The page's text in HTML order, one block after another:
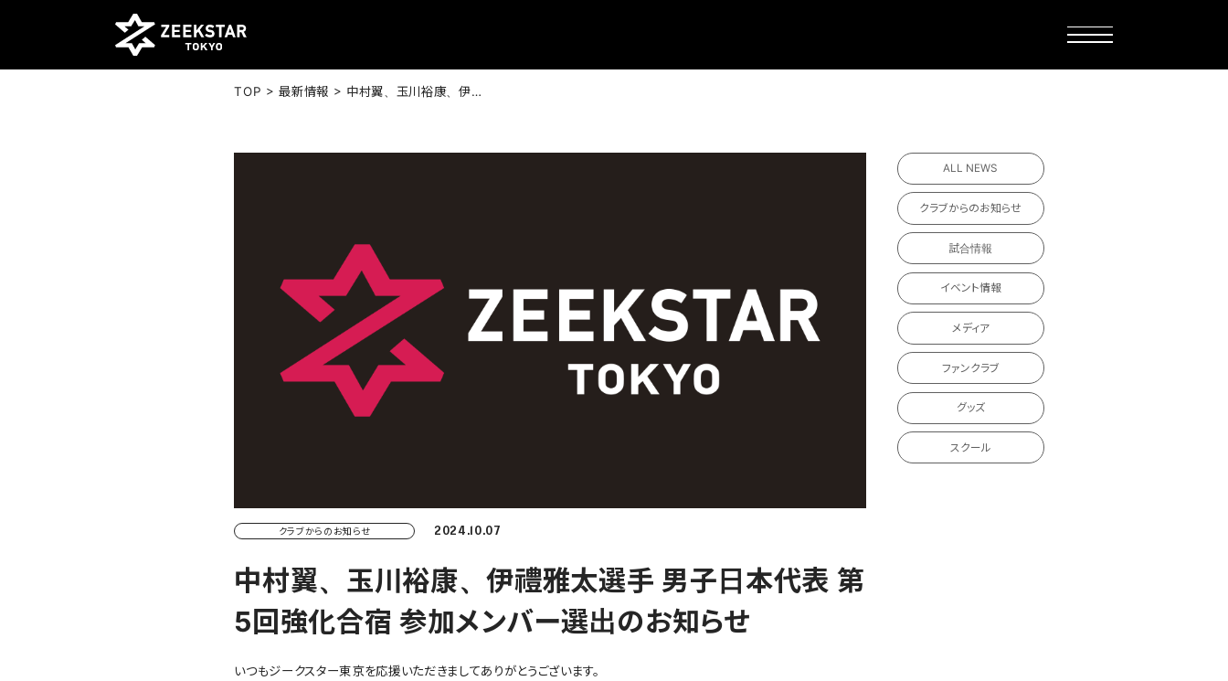
TOP >最新情報 > 中村翼、玉川裕康、伊禮雅太選手 男子日本代表 第5回強化合宿 参加メンバー選出のお知らせ
クラブからのお知らせ 2024.10.07
中村翼、玉川裕康、伊禮雅太選手 男子日本代表 第
5回強化合宿 参加メンバー選出のお知らせ
いつもジークスター東京を応援いただきましてありがとうございます。
ALL NEWS
クラブからのお知らせ
試合情報
イベント情報
メディア
ファンクラブ
グッズ
スクール